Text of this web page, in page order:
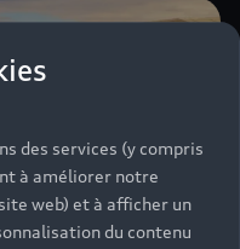
des services (y compris
à améliorer notre
web) et à afficher un
du contenu